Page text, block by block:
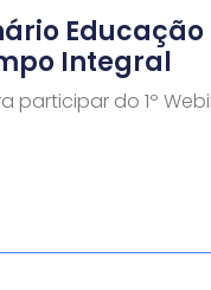
Educação
Integral
participar do 1º